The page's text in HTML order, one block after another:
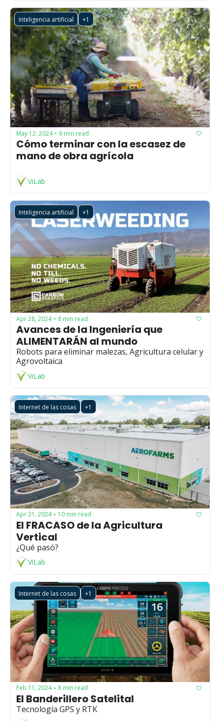
Inteligencia artificial +1
May 12, 2024 • 6 min read
Cómo terminar con la escasez de
mano de obra agrícola
ViLab
Inteligencia artificial +1
Apr 28, 2024 • 8 min read
Avances de la Ingeniería que
ALIMENTARÁN al mundo
Robots para eliminar malezas, Agricultura celular y
Agrovoltaica
ViLab
Internet de las cosas +1
Apr 21, 2024 • 10 min read
El FRACASO de la Agricultura
Vertical
¿Qué pasó?
ViLab
Internet de las cosas +1
Feb 11, 2024 • 8 min read
El Banderillero Satelital
Tecnología GPS y RTK